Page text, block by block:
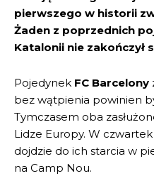
pierwszego w historii
Żaden z poprzednich
Katalonii nie zakończył
Pojedynek FC Barcelony
bez wątpienia powinien
Tymczasem oba
Lidze Europy. W
dojdzie do ich starcia w
na Camp Nou.